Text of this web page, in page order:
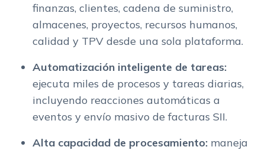
finanzas, clientes, cadena de suministro,
almacenes, proyectos, recursos humanos,
calidad y TPV desde una sola plataforma.
Automatización inteligente de tareas:
ejecuta miles de procesos y tareas diarias,
incluyendo reacciones automáticas a
eventos y envío masivo de facturas SII.
Alta capacidad de procesamiento: maneja